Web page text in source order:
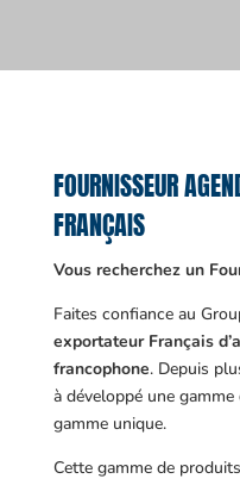
FOURNISSEUR
FRANÇAIS
Vous recherchez un
Faites confiance au
exportateur Français
francophone. Depuis
à développé une
gamme unique.
Cette gamme de